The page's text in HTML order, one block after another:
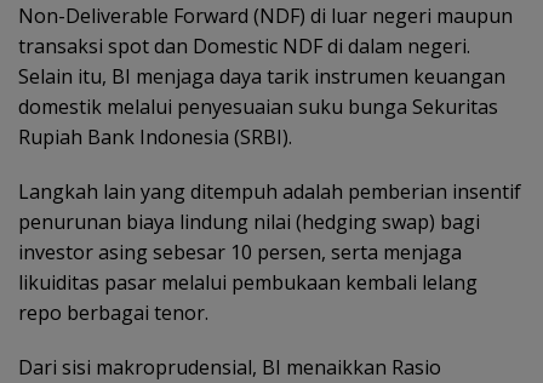
Non-Deliverable Forward (NDF) di luar negeri maupun
transaksi spot dan Domestic NDF di dalam negeri.
Selain itu, BI menjaga daya tarik instrumen keuangan
domestik melalui penyesuaian suku bunga Sekuritas
Rupiah Bank Indonesia (SRBI).
Langkah lain yang ditempuh adalah pemberian insentif
penurunan biaya lindung nilai (hedging swap) bagi
investor asing sebesar 10 persen, serta menjaga
likuiditas pasar melalui pembukaan kembali lelang
repo berbagai tenor.
Dari sisi makroprudensial, BI menaikkan Rasio